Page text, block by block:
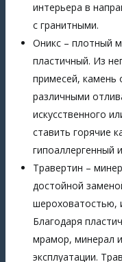
интерьера в
с гранитными.
Оникс – плотный
пластичный. Из
примесей, камень
различными
искусственного
ставить горячие
гипоаллергенный
Травертин –
достойной
шероховатостью,
Благодаря
мрамор, минерал
эксплуатации.